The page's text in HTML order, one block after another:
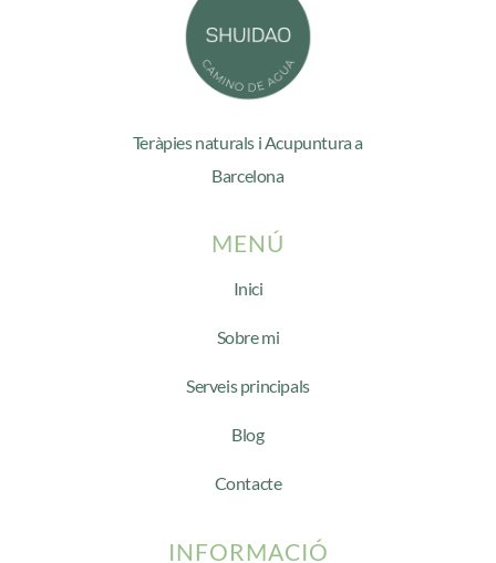
Teràpies naturals i Acupuntura a
Barcelona
MENÚ
Inici
Sobre mi
Serveis principals
Blog
Contacte
INFORMACIÓ